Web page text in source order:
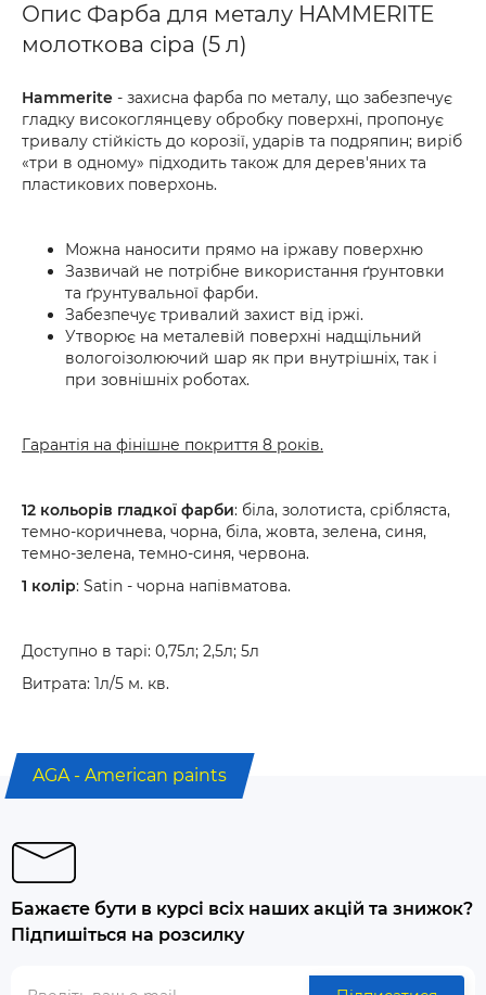
Опис Фарба для металу HAMMERITE
молоткова сіра (5 л)
Hammerite - захисна фарба по металу, що забезпечує
гладку високоглянцеву обробку поверхні, пропонує
тривалу стійкість до корозії, ударів та подряпин; виріб
«три в одному» підходить також для дерев'яних та
пластикових поверхонь.
Можна наносити прямо на іржаву поверхню
Зазвичай не потрібне використання ґрунтовки
та ґрунтувальної фарби.
Забезпечує тривалий захист від іржі.
Утворює на металевій поверхні надщільний
вологоізолюючий шар як при внутрішніх, так і
при зовнішніх роботах.
Гарантія на фінішне покриття 8 років.
12 кольорів гладкої фарби: біла, золотиста, срібляста,
темно-коричнева, чорна, біла, жовта, зелена, синя,
темно-зелена, темно-синя, червона.
1 колір: Satin - чорна напівматова.
Доступно в тарі: 0,75л; 2,5л; 5л
Витрата: 1л/5 м. кв.
AGA - American paints
Бажаєте бути в курсі всіх наших акцій та знижок?
Підпишіться на розсилку